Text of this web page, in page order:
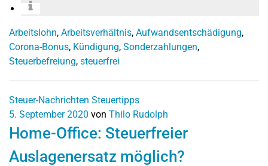
Arbeitslohn, Arbeitsverhältnis, Aufwandsentschädigung,
Corona-Bonus, Kündigung, Sonderzahlungen,
Steuerbefreiung, steuerfrei
Steuer-Nachrichten Steuertipps
5. September 2020 von Thilo Rudolph
Home-Office: Steuerfreier
Auslagenersatz möglich?